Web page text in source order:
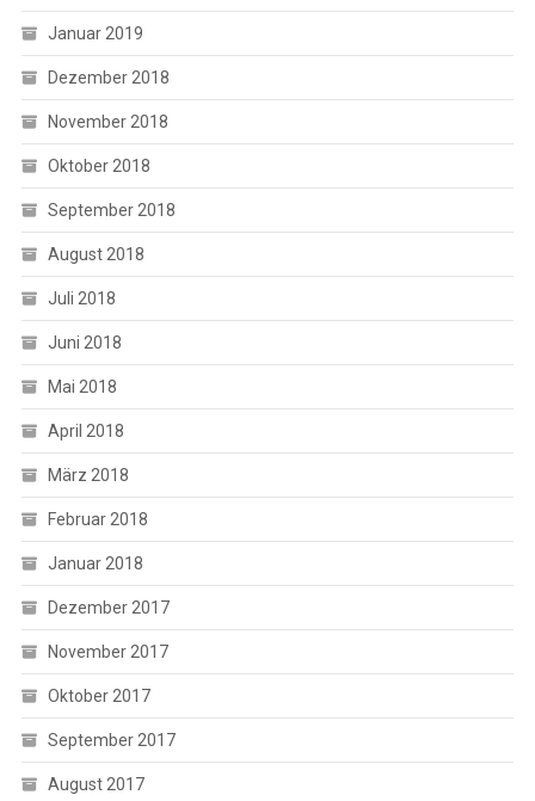
Januar 2019
Dezember 2018
November 2018
Oktober 2018
September 2018
August 2018
Juli 2018
Juni 2018
Mai 2018
April 2018
März 2018
Februar 2018
Januar 2018
Dezember 2017
November 2017
Oktober 2017
September 2017
August 2017